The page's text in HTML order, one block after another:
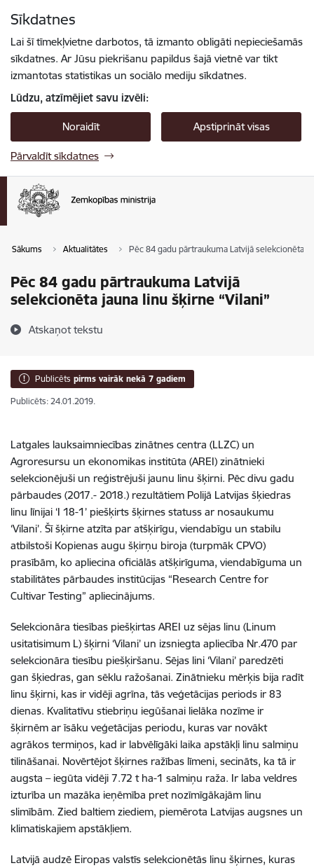
Sīkdatnes
Lai šī tīmekļvietne darbotos, tā izmanto obligāti nepieciešamās
sīkdatnes. Ar Jūsu piekrišanu papildus šajā vietnē var tikt
izmantotas statistikas un sociālo mediju sīkdatnes.
Lūdzu, atzīmējiet savu izvēli:
Noraidīt Apstiprināt visas
Pārvaldīt sīkdatnes
Sākums Aktualitātes Pēc 84 gadu pārtraukuma Latvijā selekcionēta
Pēc 84 gadu pārtraukuma Latvijā
selekcionēta jauna linu šķirne “Vilani”
Atskaņot tekstu
Publicēts pirms vairāk nekā 7 gadiem
Publicēts: 24.01.2019.
Latgales lauksaimniecības zinātnes centra (LLZC) un
Agroresursu un ekonomikas institūta (AREI) zinātnieki
selekcionējuši un reģistrējuši jaunu linu šķirni. Pēc divu gadu
pārbaudes (2017.- 2018.) rezultātiem Polijā Latvijas šķiedras
linu līnijai ‘I 18-1’ piešķirts šķirnes statuss ar nosaukumu
‘Vilani’. Šī šķirne atzīta par atšķirīgu, viendabīgu un stabilu
atbilstoši Kopienas augu šķirņu biroja (turpmāk CPVO)
prasībām, ko apliecina oficiālās atšķirīguma, viendabīguma un
stabilitātes pārbaudes institūcijas “Research Centre for
Cultivar Testing” apliecinājums.
Selekcionāra tiesības piešķirtas AREI uz sējas linu (Linum
usitatisimum L) šķirni ‘Vilani’ un izsniegta apliecība Nr.470 par
selekcionāra tiesību piešķiršanu. Sējas lini ‘Vilani’ paredzēti
gan šķiedras, gan sēklu ražošanai. Zinātnieku mērķis bija radīt
linu šķirni, kas ir vidēji agrīna, tās veģetācijas periods ir 83
dienas. Kvalitatīvu stiebriņu iegūšanai lielāka nozīme ir
šķirnēm ar īsāku veģetācijas periodu, kuras var novākt
agrākos termiņos, kad ir labvēlīgāki laika apstākļi linu salmiņu
tilināšanai. Novērtējot šķirnes ražības līmeni, secināts, ka tā ir
augsta – iegūta vidēji 7.72 t ha-1 salmiņu raža. Ir laba veldres
izturība un mazāka ieņēmība pret nozīmīgākajām linu
slimībām. Zied baltiem ziediem, piemērota Latvijas augsnes un
klimatiskajiem apstākļiem.
Latvijā audzē Eiropas valstīs selekcionētās linu šķirnes, kuras